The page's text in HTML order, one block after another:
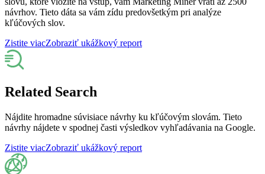
návrhov. Tieto dáta sa vám zídu predovšetkým pri analýze
kľúčových slov.
Zistite viacZobraziť ukážkový report
Related Search
Nájdite hromadne súvisiace návrhy ku kľúčovým slovám. Tieto
návrhy nájdete v spodnej časti výsledkov vyhľadávania na Google.
Zistite viacZobraziť ukážkový report